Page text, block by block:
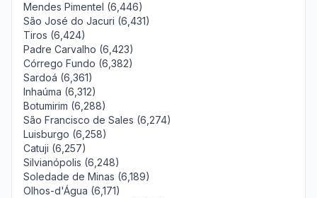
Mendes Pimentel (6,446)
São José do Jacuri (6,431)
Tiros (6,424)
Padre Carvalho (6,423)
Córrego Fundo (6,382)
Sardoá (6,361)
Inhaúma (6,312)
Botumirim (6,288)
São Francisco de Sales (6,274)
Luisburgo (6,258)
Catuji (6,257)
Silvianópolis (6,248)
Soledade de Minas (6,189)
Olhos-d'Água (6,171)